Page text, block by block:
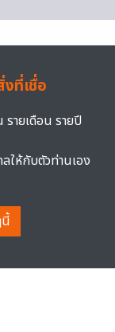
ที่เชื่อ
รายเดือน รายปี
ให้กับตัวท่านเอง